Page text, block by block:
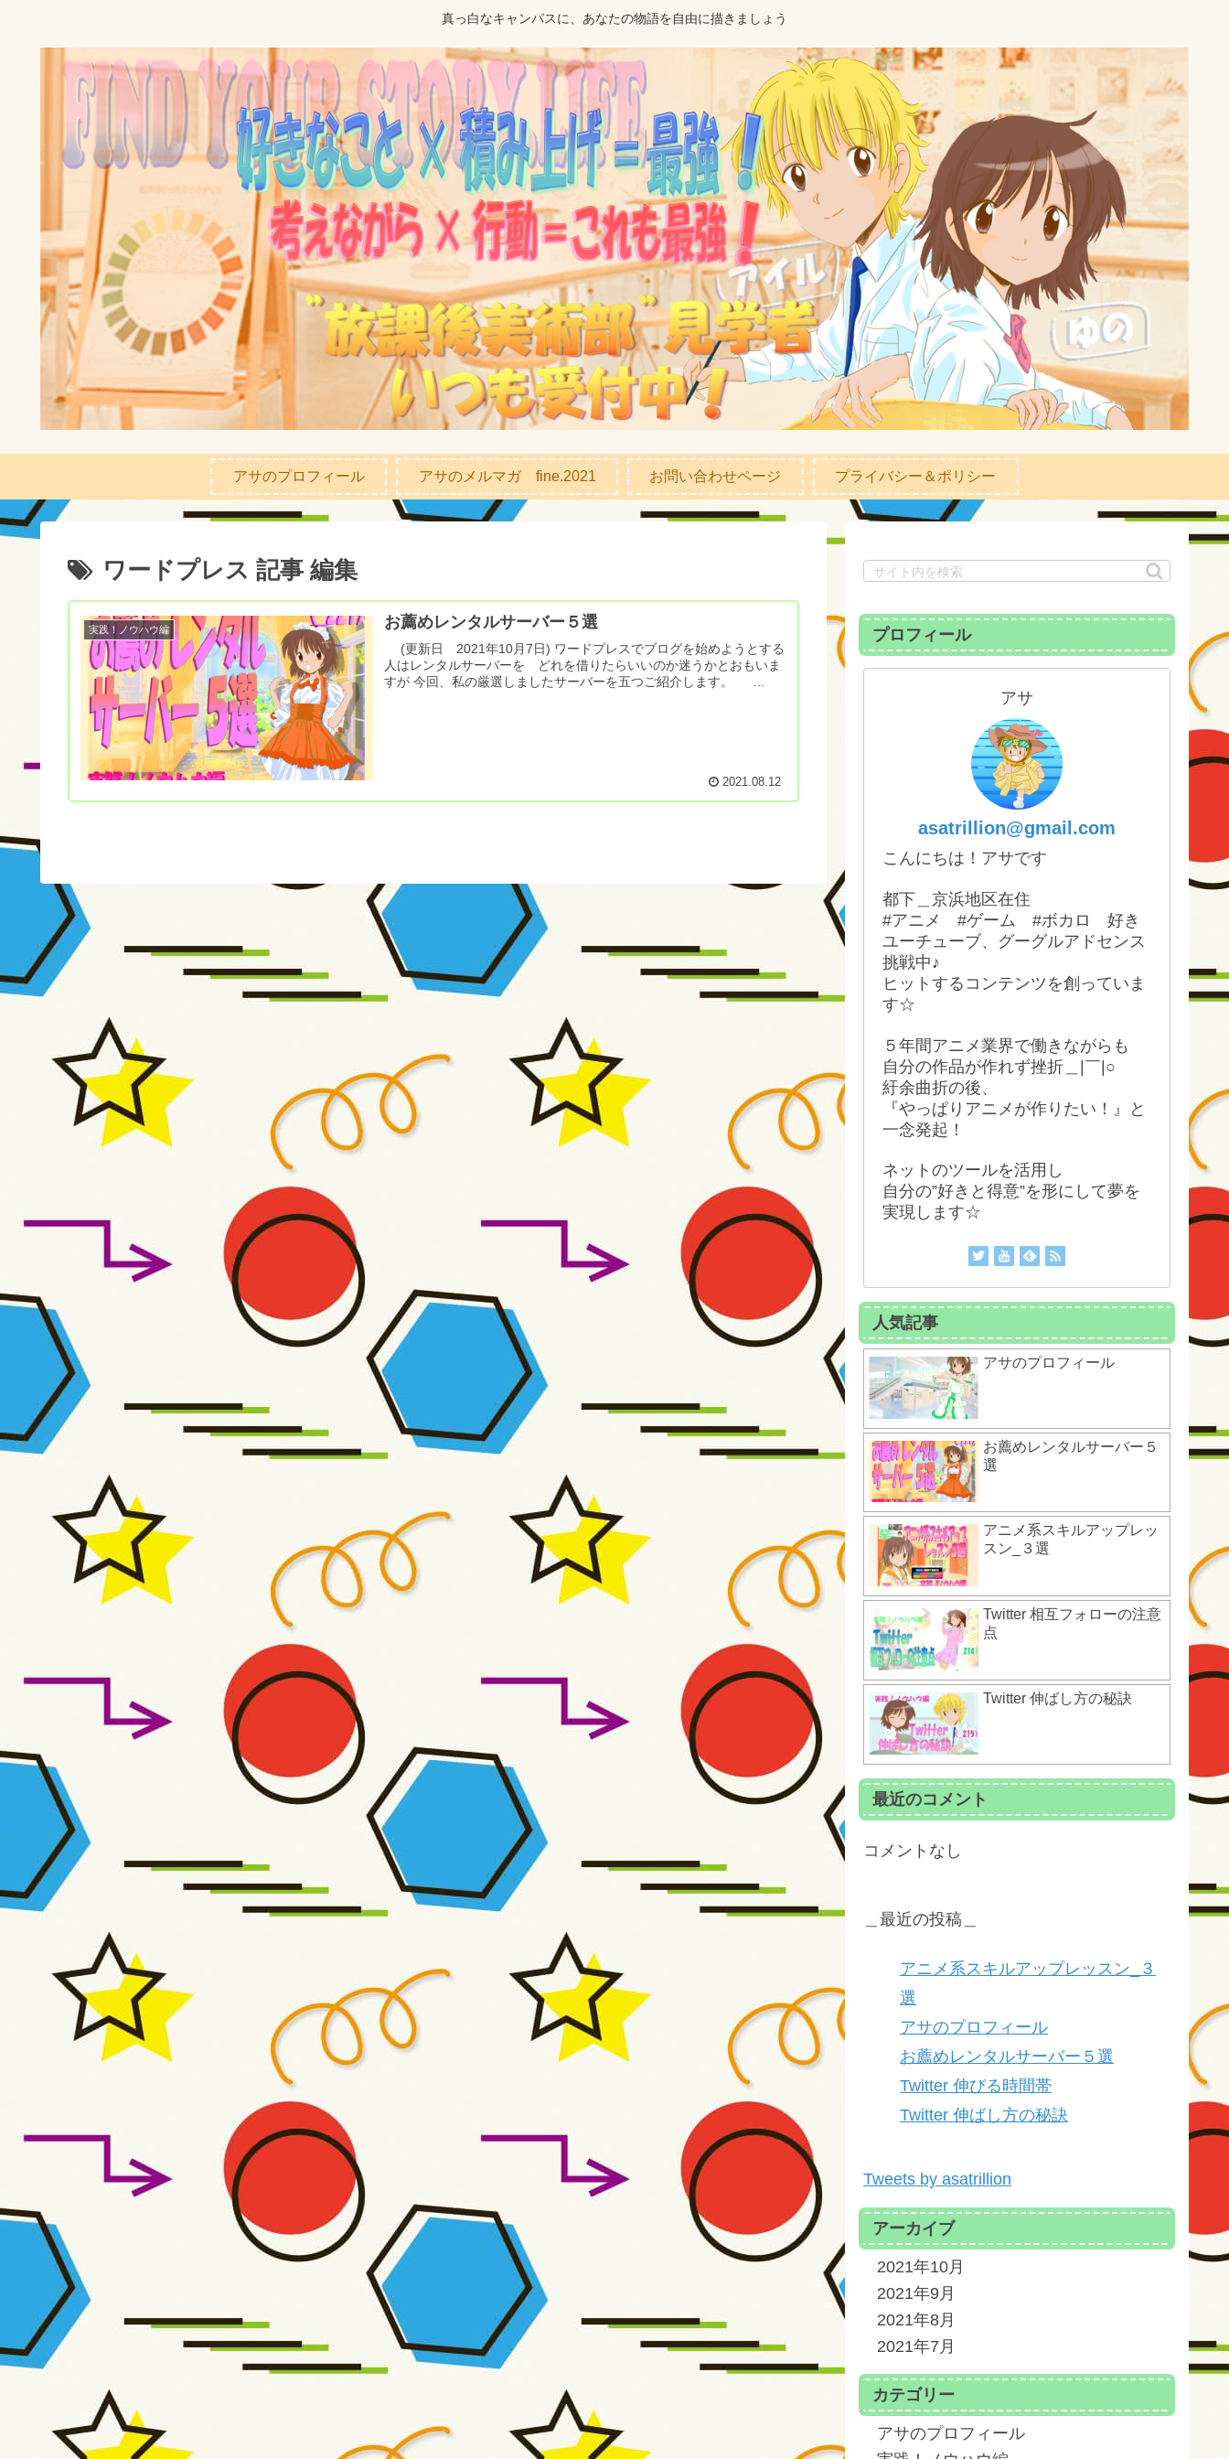
真っ白なキャンパスに、あなたの物語を自由に描きましょう
アサのプロフィール アサのメルマガ fine.2021 お問い合わせページ プライバシー＆ポリシー
ワードプレス 記事 編集
実践！ノウハウ編 お薦めレンタルサーバー５選
(更新日 2021年10月7日) ワードプレスでブログを始めようとする
人はレンタルサーバーを どれを借りたらいいのか迷うかとおもいま
すが 今回、私の厳選しましたサーバーを五つご紹介します。 ...
2021.08.12
プロフィール
アサ
asatrillion@gmail.com
こんにちは！アサです
都下＿京浜地区在住
#アニメ #ゲーム #ボカロ 好き
ユーチューブ、グーグルアドセンス
挑戦中♪
ヒットするコンテンツを創っていま
す☆
５年間アニメ業界で働きながらも
自分の作品が作れず挫折＿|￣|○
紆余曲折の後、
『やっぱりアニメが作りたい！』と
一念発起！
ネットのツールを活用し
自分の”好きと得意”を形にして夢を
実現します☆
人気記事
アサのプロフィール
お薦めレンタルサーバー５
選
アニメ系スキルアップレッ
スン_３選
Twitter 相互フォローの注意
点
Twitter 伸ばし方の秘訣
最近のコメント
コメントなし
＿最近の投稿＿
アニメ系スキルアップレッスン_３
選
アサのプロフィール
お薦めレンタルサーバー５選
Twitter 伸びる時間帯
Twitter 伸ばし方の秘訣
Tweets by asatrillion
アーカイブ
2021年10月
2021年9月
2021年8月
2021年7月
カテゴリー
アサのプロフィール